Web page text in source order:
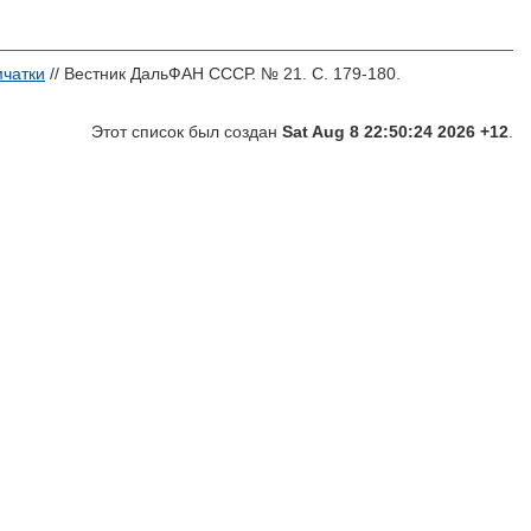
// Вестник ДальФАН СССР. № 21. С. 179-180.
Этот список был создан Sat Aug 8 22:50:24 2026 +12